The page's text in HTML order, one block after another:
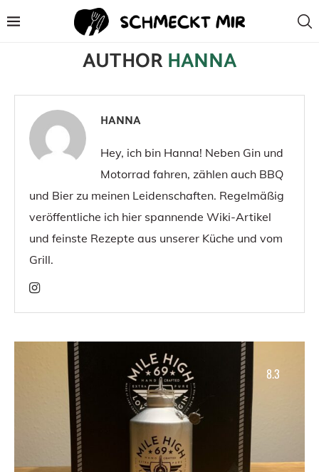
Home Author
AUTHORHANNA
HANNA
Hey, ich bin Hanna! Neben Gin und
Motorrad fahren, zählen auch BBQ
und Bier zu meinen Leidenschaften. Regelmäßig
veröffentliche ich hier spannende Wiki-Artikel
und feinste Rezepte aus unserer Küche und vom
Grill.
8.3